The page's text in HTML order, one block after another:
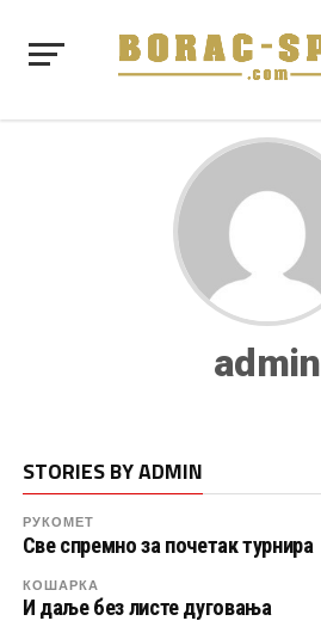
admin
STORIES BY ADMIN
РУКОМЕТ
Све спремно за почетак турнира
КОШАРКА
И даље без листе дуговања